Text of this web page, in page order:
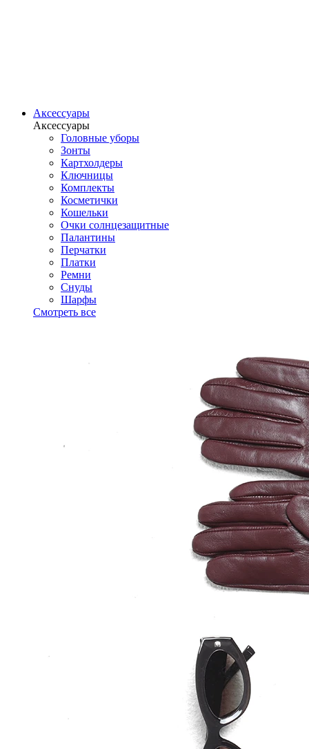
Аксессуары
Аксессуары
Головные уборы
Зонты
Картхолдеры
Ключницы
Комплекты
Косметички
Кошельки
Очки солнцезащитные
Палантины
Перчатки
Платки
Ремни
Снуды
Шарфы
Смотреть все